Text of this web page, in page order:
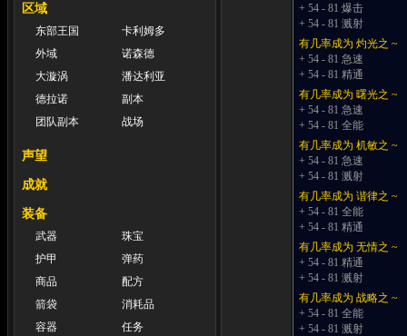
区域
东部王国
卡利姆多
外域
诺森德
大漩涡
潘达利亚
德拉诺
副本
团队副本
战场
声望
成就
装备
武器
珠宝
护甲
弹药
商品
配方
箭袋
消耗品
容器
任务
+ 54 - 81 爆击
+ 54 - 81 溅射
有几率成为 灼光之 ~
+ 54 - 81 急速
+ 54 - 81 精通
有几率成为 曙光之 ~
+ 54 - 81 急速
+ 54 - 81 全能
有几率成为 机敏之 ~
+ 54 - 81 急速
+ 54 - 81 溅射
有几率成为 谐律之 ~
+ 54 - 81 全能
+ 54 - 81 精通
有几率成为 无情之 ~
+ 54 - 81 精通
+ 54 - 81 溅射
有几率成为 战略之 ~
+ 54 - 81 全能
+ 54 - 81 溅射